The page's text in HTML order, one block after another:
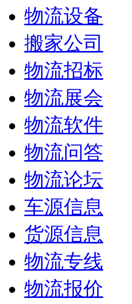
物流设备
搬家公司
物流招标
物流展会
物流软件
物流问答
物流论坛
车源信息
货源信息
物流专线
物流报价